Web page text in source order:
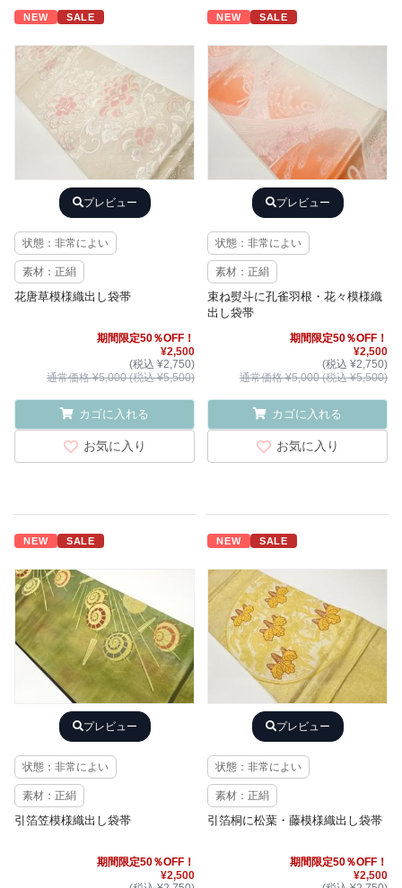
NEW SALE
プレビュー
状態：非常によい
素材：正絹
花唐草模様織出し袋帯
期間限定50％OFF！
¥2,500
(税込 ¥2,750)
通常価格 ¥5,000 (税込 ¥5,500)
カゴに入れる
お気に入り
NEW SALE
プレビュー
状態：非常によい
素材：正絹
束ね熨斗に孔雀羽根・花々模様織
出し袋帯
期間限定50％OFF！
¥2,500
(税込 ¥2,750)
通常価格 ¥5,000 (税込 ¥5,500)
カゴに入れる
お気に入り
NEW SALE
プレビュー
状態：非常によい
素材：正絹
引箔笠模様織出し袋帯
期間限定50％OFF！
¥2,500
NEW SALE
プレビュー
状態：非常によい
素材：正絹
引箔桐に松葉・藤模様織出し袋帯
期間限定50％OFF！
¥2,500